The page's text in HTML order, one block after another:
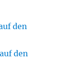
den
den